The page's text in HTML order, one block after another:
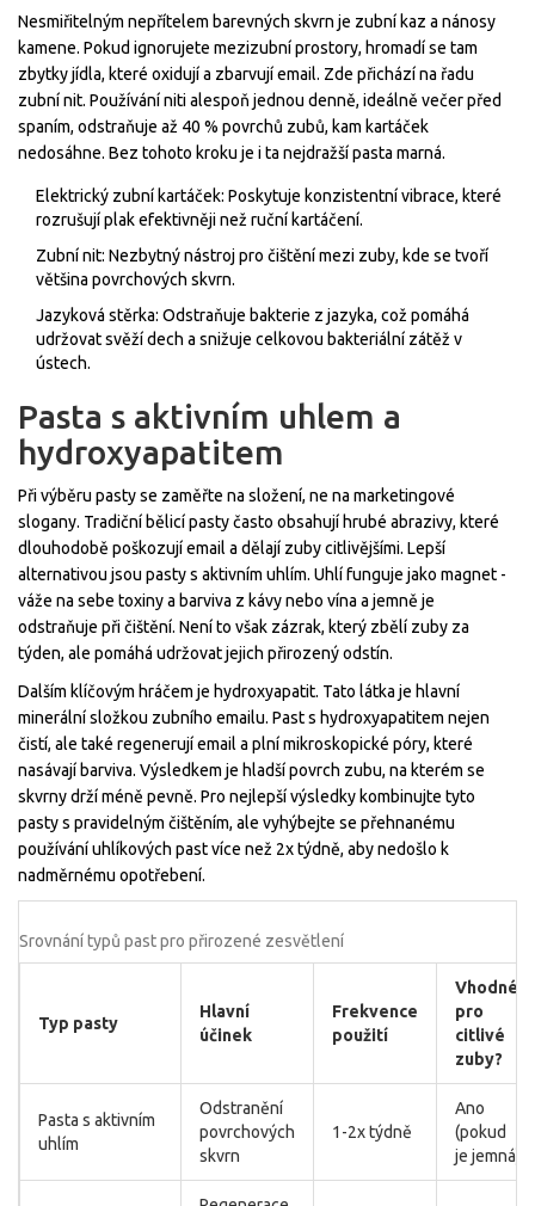
Nesmiřitelným nepřítelem barevných skvrn je zubní kaz a nánosy
kamene. Pokud ignorujete mezizubní prostory, hromadí se tam
zbytky jídla, které oxidují a zbarvují email. Zde přichází na řadu
zubní nit. Používání niti alespoň jednou denně, ideálně večer před
spaním, odstraňuje až 40 % povrchů zubů, kam kartáček
nedosáhne. Bez tohoto kroku je i ta nejdražší pasta marná.
Elektrický zubní kartáček: Poskytuje konzistentní vibrace, které
rozrušují plak efektivněji než ruční kartáčení.
Zubní nit: Nezbytný nástroj pro čištění mezi zuby, kde se tvoří
většina povrchových skvrn.
Jazyková stěrka: Odstraňuje bakterie z jazyka, což pomáhá
udržovat svěží dech a snižuje celkovou bakteriální zátěž v
ústech.
Pasta s aktivním uhlem a
hydroxyapatitem
Při výběru pasty se zaměřte na složení, ne na marketingové
slogany. Tradiční bělicí pasty často obsahují hrubé abrazivy, které
dlouhodobě poškozují email a dělají zuby citlivějšími. Lepší
alternativou jsou pasty s aktivním uhlím. Uhlí funguje jako magnet -
váže na sebe toxiny a barviva z kávy nebo vína a jemně je
odstraňuje při čištění. Není to však zázrak, který zbělí zuby za
týden, ale pomáhá udržovat jejich přirozený odstín.
Dalším klíčovým hráčem je hydroxyapatit. Tato látka je hlavní
minerální složkou zubního emailu. Past s hydroxyapatitem nejen
čistí, ale také regenerují email a plní mikroskopické póry, které
nasávají barviva. Výsledkem je hladší povrch zubu, na kterém se
skvrny drží méně pevně. Pro nejlepší výsledky kombinujte tyto
pasty s pravidelným čištěním, ale vyhýbejte se přehnanému
používání uhlíkových past více než 2x týdně, aby nedošlo k
nadměrnému opotřebení.
Srovnání typů past pro přirozené zesvětlení
Typ pasty
Hlavní
účinek
Frekvence
použití
Vhodné
pro
citlivé
zuby?
Pasta s aktivním
uhlím
Odstranění
povrchových
skvrn
1-2x týdně
Ano
(pokud
je jemná)